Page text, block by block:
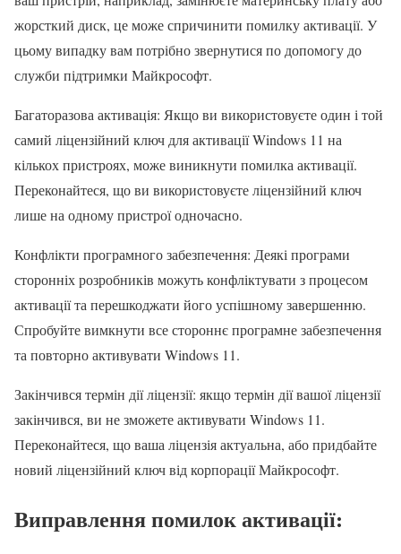
жорсткий диск, це може спричинити помилку активації. У
цьому випадку вам потрібно звернутися по допомогу до
служби підтримки Майкрософт.
Багаторазова активація: Якщо ви використовуєте один і той
самий ліцензійний ключ для активації Windows 11 на
кількох пристроях, може виникнути помилка активації.
Переконайтеся, що ви використовуєте ліцензійний ключ
лише на одному пристрої одночасно.
Конфлікти програмного забезпечення: Деякі програми
сторонніх розробників можуть конфліктувати з процесом
активації та перешкоджати його успішному завершенню.
Спробуйте вимкнути все стороннє програмне забезпечення
та повторно активувати Windows 11.
Закінчився термін дії ліцензії: якщо термін дії вашої ліцензії
закінчився, ви не зможете активувати Windows 11.
Переконайтеся, що ваша ліцензія актуальна, або придбайте
новий ліцензійний ключ від корпорації Майкрософт.
Виправлення помилок активації: